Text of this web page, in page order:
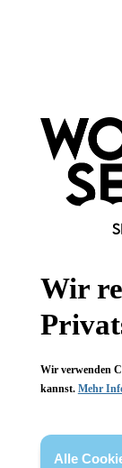
Informationen
Gesetzliche
Wissenswertes
Wir
Wir verwenden
kannst. Mehr
Alle